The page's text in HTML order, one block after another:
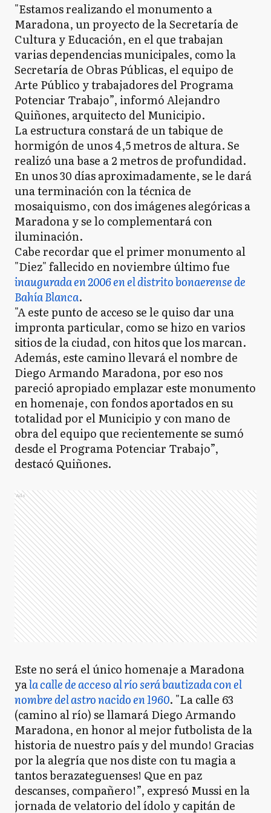
"Estamos realizando el monumento a
Maradona, un proyecto de la Secretaría de
Cultura y Educación, en el que trabajan
varias dependencias municipales, como la
Secretaría de Obras Públicas, el equipo de
Arte Público y trabajadores del Programa
Potenciar Trabajo”, informó Alejandro
Quiñones, arquitecto del Municipio.
La estructura constará de un tabique de
hormigón de unos 4,5 metros de altura. Se
realizó una base a 2 metros de profundidad.
En unos 30 días aproximadamente, se le dará
una terminación con la técnica de
mosaiquismo, con dos imágenes alegóricas a
Maradona y se lo complementará con
iluminación.
Cabe recordar que el primer monumento al
"Diez" fallecido en noviembre último fue
inaugurada en 2006 en el distrito bonaerense de
Bahía Blanca.
"A este punto de acceso se le quiso dar una
impronta particular, como se hizo en varios
sitios de la ciudad, con hitos que los marcan.
Además, este camino llevará el nombre de
Diego Armando Maradona, por eso nos
pareció apropiado emplazar este monumento
en homenaje, con fondos aportados en su
totalidad por el Municipio y con mano de
obra del equipo que recientemente se sumó
desde el Programa Potenciar Trabajo”,
destacó Quiñones.
Ads
Este no será el único homenaje a Maradona
yala calle de acceso al río será bautizada con el
nombre del astro nacido en 1960. "La calle 63
(camino al río) se llamará Diego Armando
Maradona, en honor al mejor futbolista de la
historia de nuestro país y del mundo! Gracias
por la alegría que nos diste con tu magia a
tantos berazateguenses! Que en paz
descanses, compañero!”, expresó Mussi en la
jornada de velatorio del ídolo y capitán de